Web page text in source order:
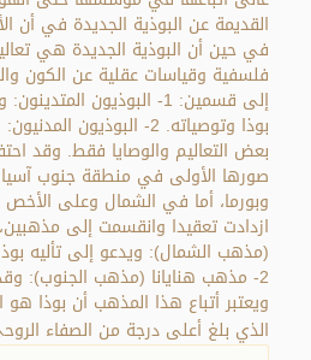
القديمة عن البوذية الجديدة في أن
في حين أن البوذية الجديدة هي
فلسفية وقياسات عقلية عن الكون
إلى قسمين: 1- البوذيون
بوذا وتوصياته. 2-
بعض التعاليم والوصايا فقط. وقد
صورها الأولى في منطقة جنوب
وبورما، أما في الشمال وعلى
(مذهب الشمال): ويدعو إلى تأليه
2- مذهب هنايانا (مذهب الجنوب):
ويعتبر أتباع هذا المذهب أن بوذا
الذي بلغ أعلى درجة من الصفاء